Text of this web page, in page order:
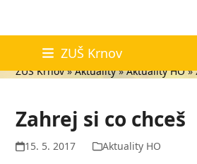
content
ZUŠ Krnov
Aktuality
ZUŠ Krnov»Aktuality»Aktuality HO»
Zahrej si co chceš
15. 5. 2017 Aktuality HO